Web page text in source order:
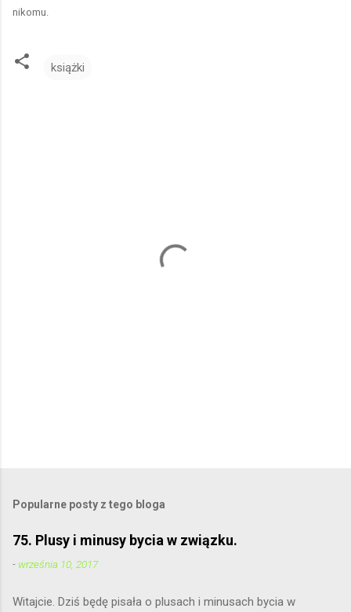
nikomu.
książki
Popularne posty z tego bloga
75. Plusy i minusy bycia w związku.
- września 10, 2017
Witajcie. Dziś będę pisała o plusach i minusach bycia w